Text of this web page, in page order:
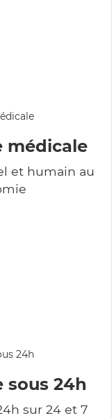
médicale
et humain au
sous 24h
sur 24 et 7